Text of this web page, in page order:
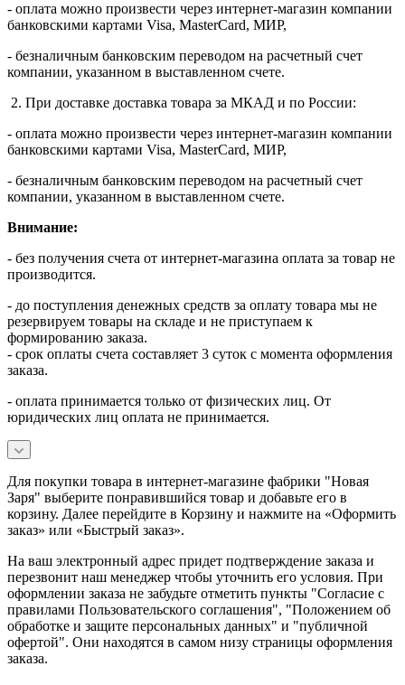
- оплата можно произвести через интернет-магазин компании
банковскими картами Visa, MasterСard, МИР,
- безналичным банковским переводом на расчетный счет
компании, указанном в выставленном счете.
2. При доставке доставка товара за МКАД и по России:
- оплата можно произвести через интернет-магазин компании
банковскими картами Visa, MasterСard, МИР,
- безналичным банковским переводом на расчетный счет
компании, указанном в выставленном счете.
Внимание:
- без получения счета от интернет-магазина оплата за товар не
производится.
- до поступления денежных средств за оплату товара мы не
резервируем товары на складе и не приступаем к
формированию заказа.
- срок оплаты счета составляет 3 суток с момента оформления
заказа.
- оплата принимается только от физических лиц. От
юридических лиц оплата не принимается.
Для покупки товара в интернет-магазине фабрики "Новая
Заря" выберите понравившийся товар и добавьте его в
корзину. Далее перейдите в Корзину и нажмите на «Оформить
заказ» или «Быстрый заказ».
На ваш электронный адрес придет подтверждение заказа и
перезвонит наш менеджер чтобы уточнить его условия. При
оформлении заказа не забудьте отметить пункты "Согласие с
правилами Пользовательского соглашения", "Положением об
обработке и защите персональных данных" и "публичной
офертой". Они находятся в самом низу страницы оформления
заказа.